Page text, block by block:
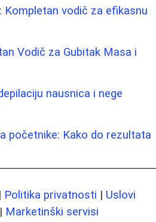
Kompletan vodič za efikasnu
Vodič za Gubitak Masa i
nausnica i nege
početnike: Kako do rezultata
| Politika privatnosti | Uslovi
| Marketinški servisi